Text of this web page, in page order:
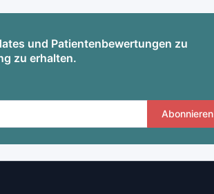
und Patientenbewertungen zu
zu erhalten.
Abonnieren